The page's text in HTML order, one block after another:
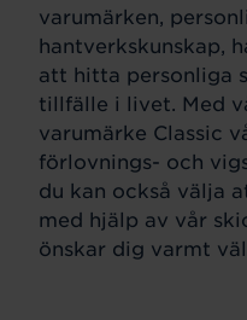
varumärken,
hantverkskunskap,
att hitta personliga
tillfälle i livet. Med
varumärke Classic
förlovnings- och
du kan också välja
med hjälp av vår
önskar dig varmt